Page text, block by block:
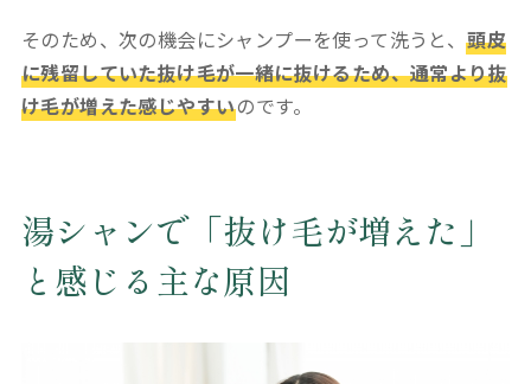
そのため、次の機会にシャンプーを使って洗うと、頭皮
に残留していた抜け毛が一緒に抜けるため、通常より抜
け毛が増えた感じやすいのです。
湯シャンで「抜け毛が増えた」
と感じる主な原因